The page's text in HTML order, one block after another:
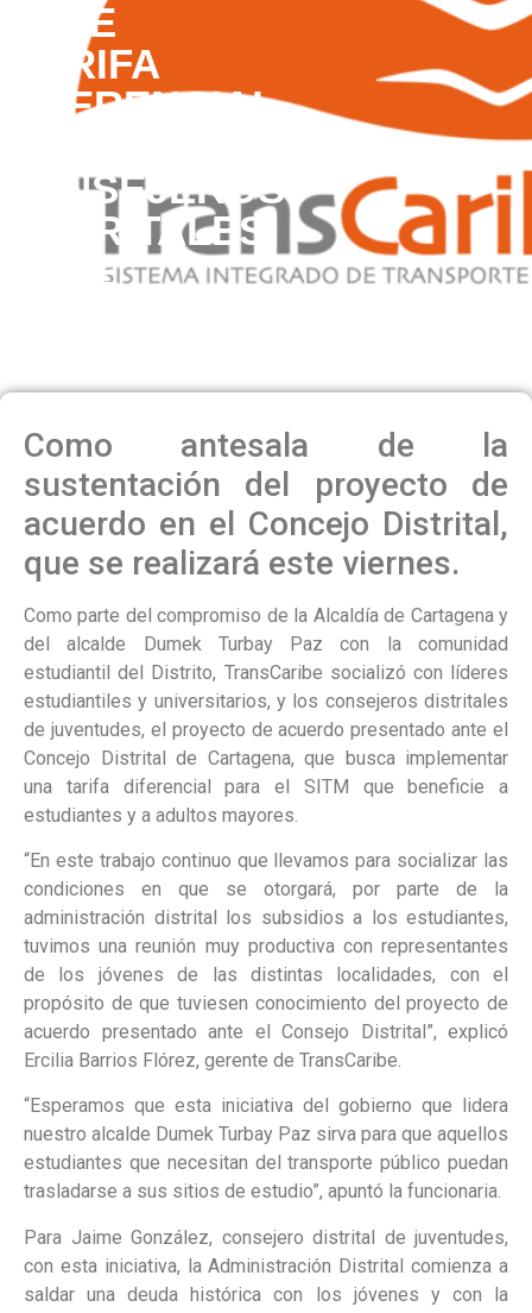
DE
TARIFA
DIFERENCIAL
CONSEJEROS
DISTRITALES
DE
Como antesala de la
sustentación del proyecto de
acuerdo en el Concejo Distrital,
que se realizará este viernes.
Como parte del compromiso de la Alcaldía de Cartagena y
del alcalde Dumek Turbay Paz con la comunidad
estudiantil del Distrito, TransCaribe socializó con líderes
estudiantiles y universitarios, y los consejeros distritales
de juventudes, el proyecto de acuerdo presentado ante el
Concejo Distrital de Cartagena, que busca implementar
una tarifa diferencial para el SITM que beneficie a
estudiantes y a adultos mayores.
“En este trabajo continuo que llevamos para socializar las
condiciones en que se otorgará, por parte de la
administración distrital los subsidios a los estudiantes,
tuvimos una reunión muy productiva con representantes
de los jóvenes de las distintas localidades, con el
propósito de que tuviesen conocimiento del proyecto de
acuerdo presentado ante el Consejo Distrital”, explicó
Ercilia Barrios Flórez, gerente de TransCaribe.
“Esperamos que esta iniciativa del gobierno que lidera
nuestro alcalde Dumek Turbay Paz sirva para que aquellos
estudiantes que necesitan del transporte público puedan
trasladarse a sus sitios de estudio”, apuntó la funcionaria.
Para Jaime González, consejero distrital de juventudes,
con esta iniciativa, la Administración Distrital comienza a
saldar una deuda histórica con los jóvenes y con la